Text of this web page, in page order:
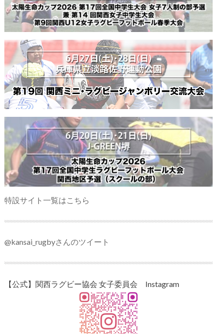
特設サイト一覧はこちら
@kansai_rugbyさんのツイート
【公式】関西ラグビー協会 女子委員会 Instagram